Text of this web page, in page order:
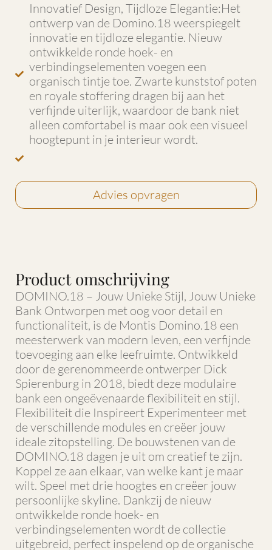
Innovatief Design, Tijdloze Elegantie:Het
ontwerp van de Domino.18 weerspiegelt
innovatie en tijdloze elegantie. Nieuw
ontwikkelde ronde hoek- en
verbindingselementen voegen een
organisch tintje toe. Zwarte kunststof poten
en royale stoffering dragen bij aan het
verfijnde uiterlijk, waardoor de bank niet
alleen comfortabel is maar ook een visueel
hoogtepunt in je interieur wordt.
Advies opvragen
Product omschrijving
DOMINO.18 – Jouw Unieke Stijl, Jouw Unieke
Bank Ontworpen met oog voor detail en
functionaliteit, is de Montis Domino.18 een
meesterwerk van modern leven, een verfijnde
toevoeging aan elke leefruimte. Ontwikkeld
door de gerenommeerde ontwerper Dick
Spierenburg in 2018, biedt deze modulaire
bank een ongeëvenaarde flexibiliteit en stijl.
Flexibiliteit die Inspireert Experimenteer met
de verschillende modules en creëer jouw
ideale zitopstelling. De bouwstenen van de
DOMINO.18 dagen je uit om creatief te zijn.
Koppel ze aan elkaar, van welke kant je maar
wilt. Speel met drie hoogtes en creëer jouw
persoonlijke skyline. Dankzij de nieuw
ontwikkelde ronde hoek- en
verbindingselementen wordt de collectie
uitgebreid, perfect inspelend op de organische